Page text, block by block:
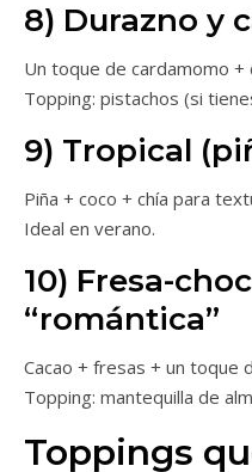
8) Durazno y
Un toque de cardamomo +
Topping: pistachos (si
9) Tropical
Piña + coco + chía para
Ideal en verano.
10) Fresa-
“romántica”
Cacao + fresas + un toque
Topping: mantequilla de
Toppings